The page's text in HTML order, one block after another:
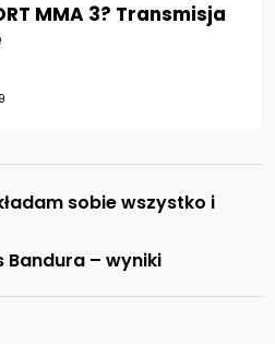
MMA 3? Transmisja
sobie wszystko i
Bandura – wyniki